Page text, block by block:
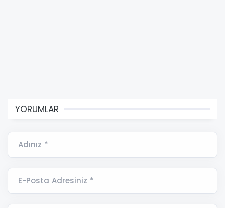
YORUMLAR
Adınız *
E-Posta Adresiniz *